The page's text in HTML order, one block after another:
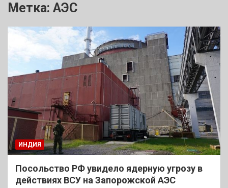
Метка: АЭС
ИНДИЯ
Посольство РФ увидело ядерную угрозу в
действиях ВСУ на Запорожской АЭС